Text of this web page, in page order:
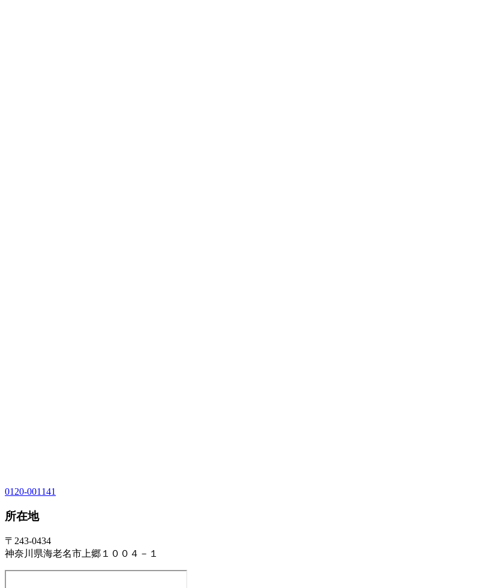
0120-001141
所在地
〒243-0434
神奈川県海老名市上郷１００４－１